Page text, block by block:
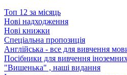
Топ 12 за місяць
Нові надходження
Нові книжки
Спеціальна пропозиція
Англійська - все для вивчення
Посібники для вивчення
"Вишенька" , наші видання